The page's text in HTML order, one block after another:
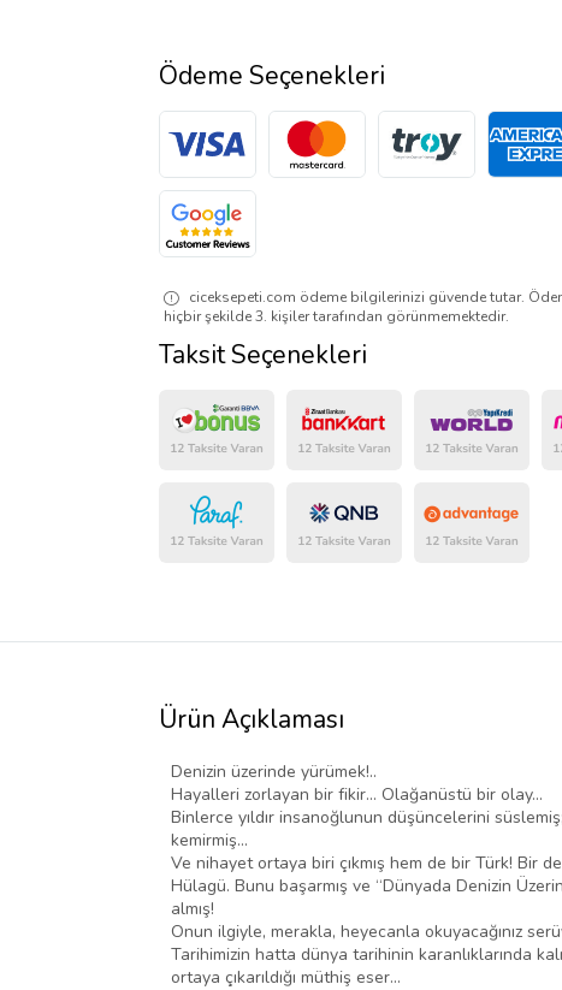
Ödeme Seçenekleri
ciceksepeti.com ödeme bilgilerinizi güvende tutar.
hiçbir şekilde 3. kişiler tarafından görünmemektedir.
Taksit Seçenekleri
Ürün Açıklaması
Denizin üzerinde yürümek!..
Hayalleri zorlayan bir fikir... Olağanüstü bir olay...
Binlerce yıldır insanoğlunun düşüncelerini
kemirmiş...
Ve nihayet ortaya biri çıkmış hem de bir Türk! Bir
Hülagü. Bunu başarmış ve “Dünyada Denizin
almış!
Onun ilgiyle, merakla, heyecanla okuyacağınız
Tarihimizin hatta dünya tarihinin karanlıklarında
ortaya çıkarıldığı müthiş eser...